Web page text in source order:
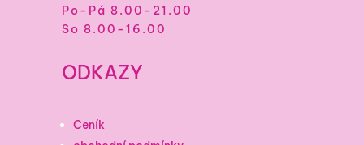
Po-Pá 8.00-21.00
So 8.00-16.00
ODKAZY
Ceník